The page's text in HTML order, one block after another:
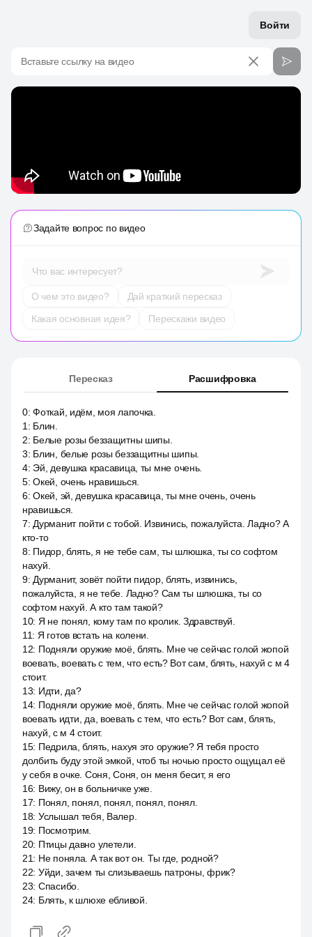
Войти
Вставьте ссылку на видео
Задайте вопрос по видео
Что вас интересует?
О чем это видео?
Дай краткий пересказ
Какая основная идея?
Перескажи видео
Пересказ Расшифровка
0:Фоткай, идём, моя лапочка.
1 : Блин.
2: Белые розы беззащитны шипы.
3: Блин, белые розы беззащитны шипы.
4: Эй, девушка красавица, ты мне очень.
5:Окей, очень нравишься.
6:Окей, эй, девушка красавица, ты мне очень, очень
нравишься.
7: Дурманит пойти с тобой. Извинись, пожалуйста. Ладно? А
кто-то
8: Пидор, блять, я не тебе сам, ты шлюшка, ты со софтом
нахуй.
9: Дурманит, зовёт пойти пидор, блять, извинись,
пожалуйста, я не тебе. Ладно? Сам ты шлюшка, ты со
софтом нахуй. А кто там такой?
10: Я не понял, кому там по кролик. Здравствуй.
11: Я готов встать на колени.
12: Подняли оружие моё, блять. Мне че сейчас голой жопой
воевать, воевать с тем, что есть? Вот сам, блять, нахуй с м 4
стоит.
13: Идти, да?
14: Подняли оружие моё, блять. Мне че сейчас голой жопой
воевать идти, да, воевать с тем, что есть? Вот сам, блять,
нахуй, с м 4 стоит.
15: Педрила, блять, нахуя это оружие? Я тебя просто
долбить буду этой эмкой, чтоб ты ночью просто ощущал её
у себя в очке. Соня, Соня, он меня бесит, я его
16: Вижу, он в больничке уже.
17: Понял, понял, понял, понял, понял.
18: Услышал тебя, Валер.
19: Посмотрим.
20: Птицы давно улетели.
21: Не поняла. А так вот он. Ты где, родной?
22: Уйди, зачем ты слизываешь патроны, фрик?
23: Спасибо.
24: Блять, к шлюхе ебливой.